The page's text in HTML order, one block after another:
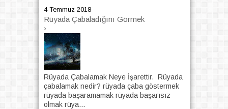
4 Temmuz 2018
Rüyada Çabaladığını Görmek
›
Rüyada Çabalamak Neye İşarettir. Rüyada
çabalamak nedir? rüyada çaba göstermek
rüyada başaramamak rüyada başarısız
olmak rüya...